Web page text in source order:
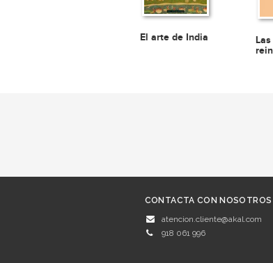
El arte de India
CONTACTA CON NOSOTROS
atencion.cliente@akal.com
918 061 996